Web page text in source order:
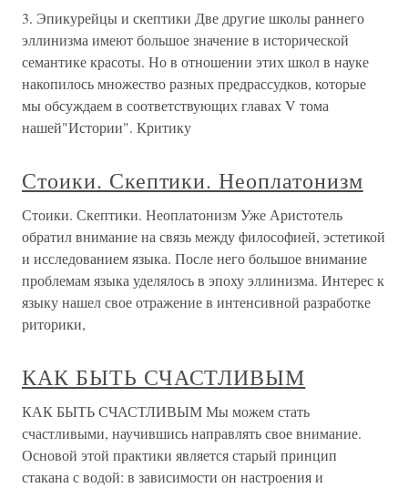
3. Эпикурейцы и скептики Две другие школы раннего
эллинизма имеют большое значение в исторической
семантике красоты. Но в отношении этих школ в науке
накопилось множество разных предрассудков, которые
мы обсуждаем в соответствующих главах V тома
нашей"Истории". Критику
Стоики. Скептики. Неоплатонизм
Стоики. Скептики. Неоплатонизм Уже Аристотель
обратил внимание на связь между философией, эстетикой
и исследованием языка. После него большое внимание
проблемам языка уделялось в эпоху эллинизма. Интерес к
языку нашел свое отражение в интенсивной разработке
риторики,
КАК БЫТЬ СЧАСТЛИВЫМ
КАК БЫТЬ СЧАСТЛИВЫМ Мы можем стать
счастливыми, научившись направлять свое внимание.
Основой этой практики является старый принцип
стакана с водой: в зависимости он настроения и